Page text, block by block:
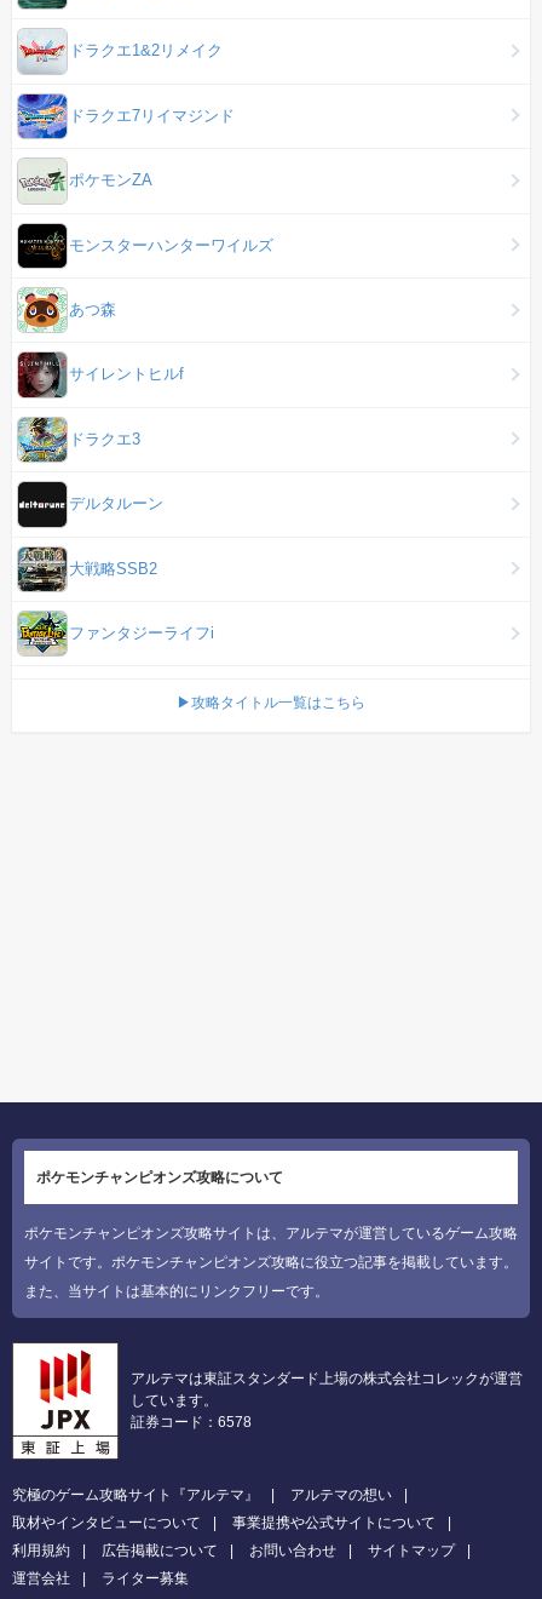
ドラクエ1&2リメイク
ドラクエ7リイマジンド
ポケモンZA
モンスターハンターワイルズ
あつ森
サイレントヒルf
ドラクエ3
デルタルーン
大戦略SSB2
ファンタジーライフi
▶攻略タイトル一覧はこちら
ポケモンチャンピオンズ攻略について
ポケモンチャンピオンズ攻略サイトは、アルテマが運営しているゲーム攻略
サイトです。ポケモンチャンピオンズ攻略に役立つ記事を掲載しています。
また、当サイトは基本的にリンクフリーです。
アルテマは東証スタンダード上場の株式会社コレックが運営
しています。
証券コード：6578
究極のゲーム攻略サイト『アルテマ』
アルテマの想い
取材やインタビューについて
事業提携や公式サイトについて
利用規約
広告掲載について お問い合わせ
サイトマップ
運営会社
ライター募集